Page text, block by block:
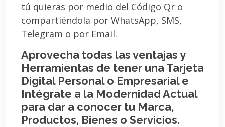
tú quieras por medio del Código Qr o
compartiéndola por WhatsApp, SMS,
Telegram o por Email.
Aprovecha todas las ventajas y
Herramientas de tener una Tarjeta
Digital Personal o Empresarial e
Intégrate a la Modernidad Actual
para dar a conocer tu Marca,
Productos, Bienes o Servicios.